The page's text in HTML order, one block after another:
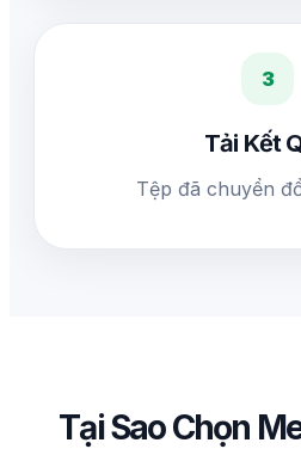
3
Tải Kết
Tệp đã chuyển
Tại Sao Chọn